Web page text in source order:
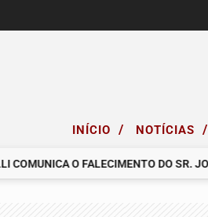
INÍCIO / NOTÍCIAS /
O FALECIMENTO DO SR. JOSÉ